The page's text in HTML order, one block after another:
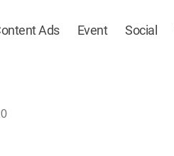
Ads Event Social